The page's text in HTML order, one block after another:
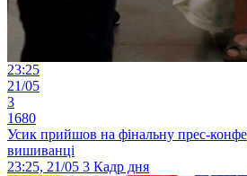
23:25
21/05
3
1680
Усик прийшов на фінальну прес-
вишиванці
23:25, 21/05 3 Кадр дня